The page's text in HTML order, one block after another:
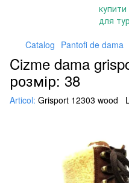
Catalog Pantofi de dama
Cizme dama
розмір: 38
Articol: Grisport 12303 wood